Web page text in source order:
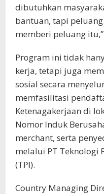
dibutuhkan
bantuan, tapi
memberi peluang
Program ini tidak
kerja, tetapi juga
sosial secara
memfasilitasi
Ketenagakerjaan di
Nomor Induk
merchant, serta
melalui PT Teknologi
(TPI).
Country Managing